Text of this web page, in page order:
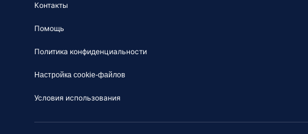
Контакты
Помощь
Политика конфиденциальности
Настройка cookie-файлов
Условия использования